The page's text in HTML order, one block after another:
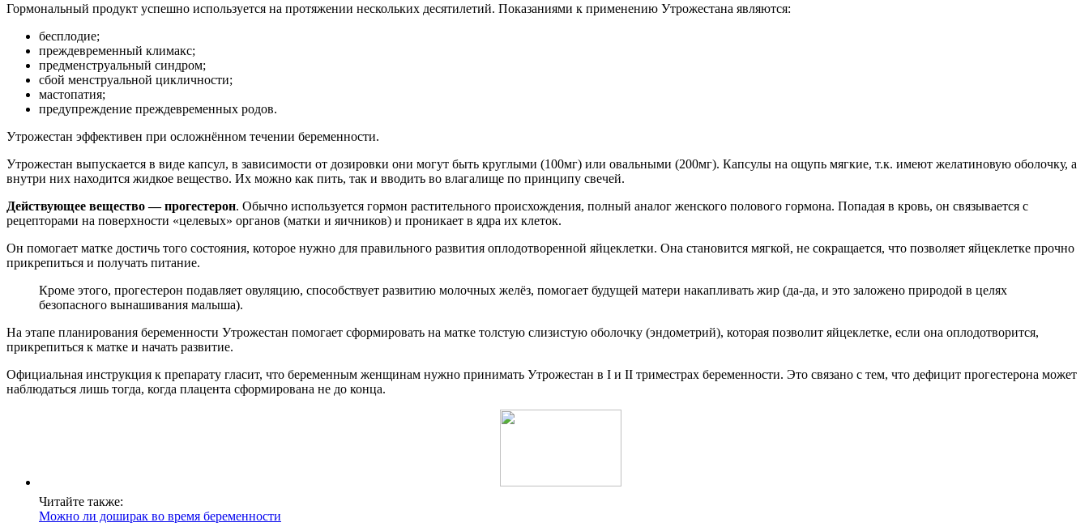
Гормональный продукт успешно используется на протяжении нескольких десятилетий. Показаниями к применению Утрожестана являются:
бесплодие;
преждевременный климакс;
предменструальный синдром;
сбой менструальной цикличности;
мастопатия;
предупреждение преждевременных родов.
Утрожестан эффективен при осложнённом течении беременности.
Утрожестан выпускается в виде капсул, в зависимости от дозировки они могут быть круглыми (100мг) или овальными (200мг). Капсулы на ощупь мягкие, т.к. имеют желатиновую оболочку, а
внутри них находится жидкое вещество. Их можно как пить, так и вводить во влагалище по принципу свечей.
Действующее вещество — прогестерон. Обычно используется гормон растительного происхождения, полный аналог женского полового гормона. Попадая в кровь, он связывается с
рецепторами на поверхности «целевых» органов (матки и яичников) и проникает в ядра их клеток.
Он помогает матке достичь того состояния, которое нужно для правильного развития оплодотворенной яйцеклетки. Она становится мягкой, не сокращается, что позволяет яйцеклетке прочно
прикрепиться и получать питание.
Кроме этого, прогестерон подавляет овуляцию, способствует развитию молочных желёз, помогает будущей матери накапливать жир (да-да, и это заложено природой в целях
безопасного вынашивания малыша).
На этапе планирования беременности Утрожестан помогает сформировать на матке толстую слизистую оболочку (эндометрий), которая позволит яйцеклетке, если она оплодотворится,
прикрепиться к матке и начать развитие.
Официальная инструкция к препарату гласит, что беременным женщинам нужно принимать Утрожестан в I и II триместрах беременности. Это связано с тем, что дефицит прогестерона может
наблюдаться лишь тогда, когда плацента сформирована не до конца.
Читайте также:
Можно ли доширак во время беременности